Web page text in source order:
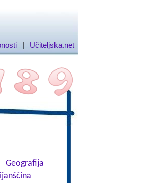
| Učiteljska.net
Geografija